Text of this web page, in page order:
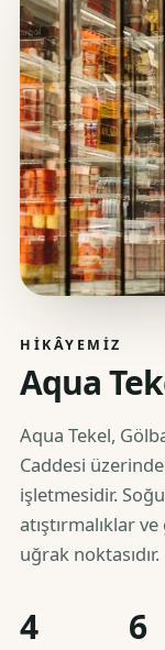
HIKÂYEMIZ
Aqua
Aqua Tekel,
Caddesi
işletmesidir.
atıştırmalıklar
uğrak noktasıdır.
4 6